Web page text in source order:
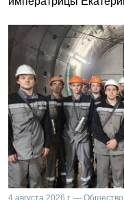
4 августа 2026 г. — Общество